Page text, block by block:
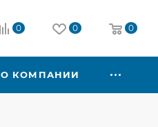
0 0 0
О КОМПАНИИ